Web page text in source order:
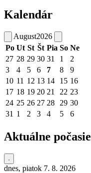
Kalendár
August2026
Po Ut St Št Pia So Ne
27 28 29 30 31 1
2
3
4 5 6 7 8
9
10 11 12 13 14 15 16
17 18 19 20 21 22 23
24 25 26 27 28 29 30
31 1 2 3 4 5 6
Aktuálne počasie
dnes, piatok 7. 8. 2026